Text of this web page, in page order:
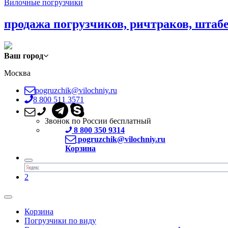
Вилочные погрузчики
продажа погрузчиков, ричтраков,
Ваш город
Москва
pogruzchik@vilochniy.ru
8 800 511 3571
Звонок по России бесплатный
8 800 350 9314
pogruzchik@vilochniy.ru
Корзина
2
Корзина
Погрузчики по виду